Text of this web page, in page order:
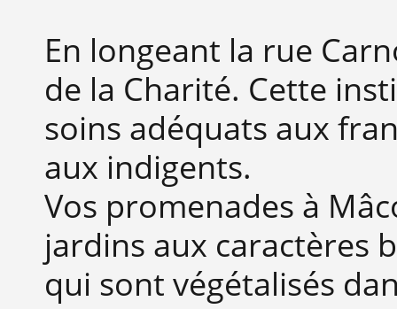
En longeant la rue
de la Charité. Cette
soins adéquats aux
aux indigents.
Vos promenades à
jardins aux caractères
qui sont végétalisés